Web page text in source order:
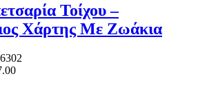
Τοίχου –
Χάρτης Με Ζωάκια
Price